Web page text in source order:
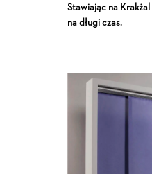
Stawiając na
na długi czas.